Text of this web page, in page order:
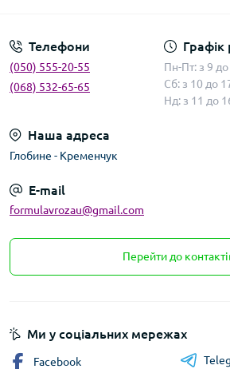
Телефони
(050) 555-20-55
(068) 532-65-65
Графік
Пн-Пт: з 9 до
Сб: з 10 до
Нд: з 11 до
Наша адреса
Глобине - Кременчук
E-mail
formulavrozau@gmail.com
Перейти до
Ми у соціальних мережах
Facebook